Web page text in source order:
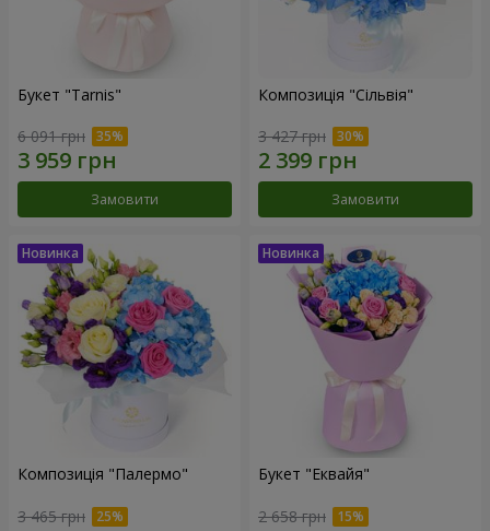
Букет "Tarnis"
6 091 грн
Замовити
Композиція "Сільвія"
3 427 грн
Замовити
Композиція "Палермо"
3 465 грн
Букет "Еквайя"
2 658 грн